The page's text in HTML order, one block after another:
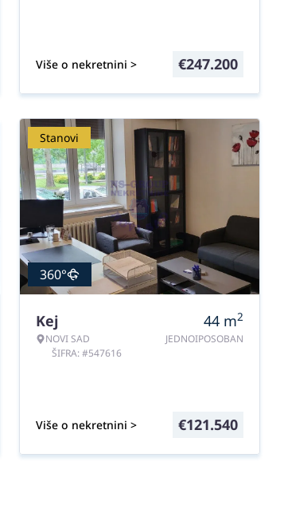
Više o nekretnini > €247.200
Stanovi
360°
Kej
NOVI SAD
ŠIFRA: #547616
44 m2
JEDNOIPOSOBAN
Više o nekretnini > €121.540